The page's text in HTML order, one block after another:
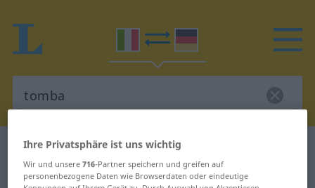
Italienisch-Deutsch Wörterbuch
Italienisch-Deutsch Übersetzung
Ihre Privatsphäre ist uns wichtig
Wir und unsere716-Partner speichern und greifen auf
personenbezogene Daten wie Browserdaten oder eindeutige